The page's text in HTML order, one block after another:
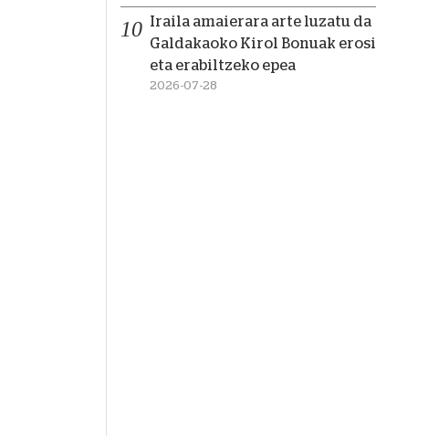
Iraila amaierara arte luzatu da
Galdakaoko Kirol Bonuak erosi
eta erabiltzeko epea
2026-07-28